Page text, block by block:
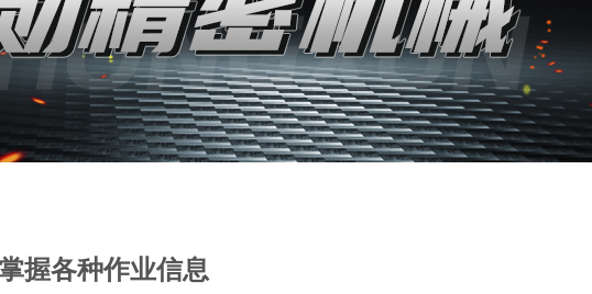
握各种作业信息